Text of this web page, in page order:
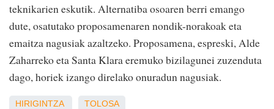
teknikarien eskutik. Alternatiba osoaren berri emango
dute, osatutako proposamenaren nondik-norakoak eta
emaitza nagusiak azaltzeko. Proposamena, espreski, Alde
Zaharreko eta Santa Klara eremuko bizilagunei zuzenduta
dago, horiek izango direlako onuradun nagusiak.
HIRIGINTZA TOLOSA